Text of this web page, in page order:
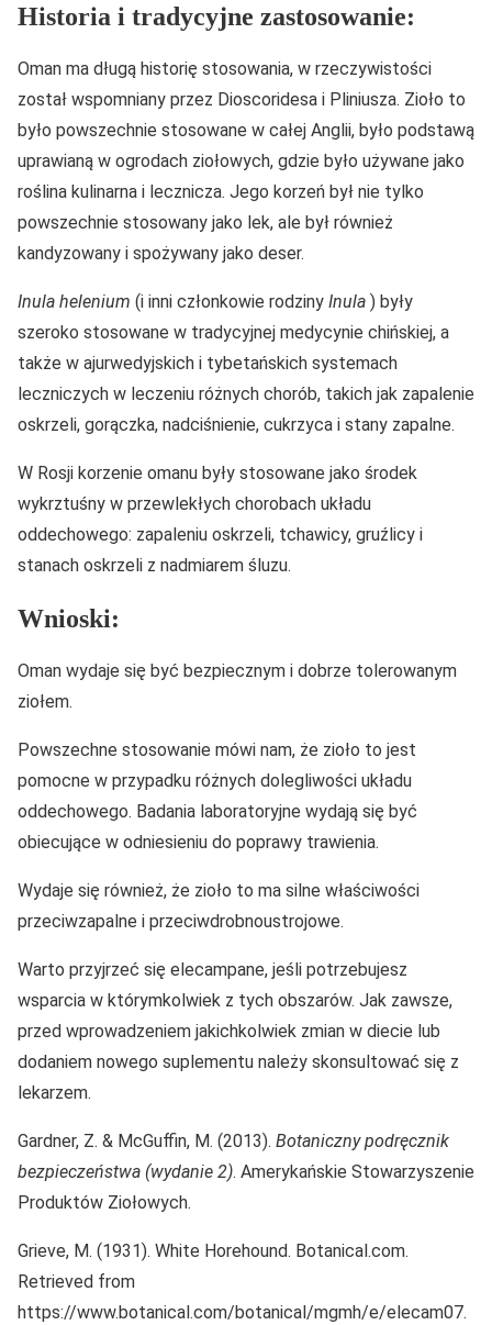
Historia i tradycyjne zastosowanie:
Oman ma długą historię stosowania, w rzeczywistości
został wspomniany przez Dioscoridesa i Pliniusza. Zioło to
było powszechnie stosowane w całej Anglii, było podstawą
uprawianą w ogrodach ziołowych, gdzie było używane jako
roślina kulinarna i lecznicza. Jego korzeń był nie tylko
powszechnie stosowany jako lek, ale był również
kandyzowany i spożywany jako deser.
Inula helenium (i inni członkowie rodziny Inula ) były
szeroko stosowane w tradycyjnej medycynie chińskiej, a
także w ajurwedyjskich i tybetańskich systemach
leczniczych w leczeniu różnych chorób, takich jak zapalenie
oskrzeli, gorączka, nadciśnienie, cukrzyca i stany zapalne.
W Rosji korzenie omanu były stosowane jako środek
wykrztuśny w przewlekłych chorobach układu
oddechowego: zapaleniu oskrzeli, tchawicy, gruźlicy i
stanach oskrzeli z nadmiarem śluzu.
Wnioski:
Oman wydaje się być bezpiecznym i dobrze tolerowanym
ziołem.
Powszechne stosowanie mówi nam, że zioło to jest
pomocne w przypadku różnych dolegliwości układu
oddechowego. Badania laboratoryjne wydają się być
obiecujące w odniesieniu do poprawy trawienia.
Wydaje się również, że zioło to ma silne właściwości
przeciwzapalne i przeciwdrobnoustrojowe.
Warto przyjrzeć się elecampane, jeśli potrzebujesz
wsparcia w którymkolwiek z tych obszarów. Jak zawsze,
przed wprowadzeniem jakichkolwiek zmian w diecie lub
dodaniem nowego suplementu należy skonsultować się z
lekarzem.
Gardner, Z. & McGuffin, M. (2013). Botaniczny podręcznik
bezpieczeństwa (wydanie 2). Amerykańskie Stowarzyszenie
Produktów Ziołowych.
Grieve, M. (1931). White Horehound. Botanical.com.
Retrieved from
https://www.botanical.com/botanical/mgmh/e/elecam07.